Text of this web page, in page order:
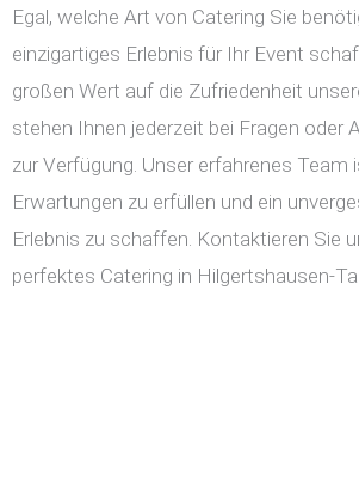
Egal, welche Art von Catering Sie
einzigartiges Erlebnis für Ihr Event
großen Wert auf die Zufriedenheit
stehen Ihnen jederzeit bei Fragen oder
zur Verfügung. Unser erfahrenes Team
Erwartungen zu erfüllen und ein
Erlebnis zu schaffen. Kontaktieren Sie
perfektes Catering in Hilgertshausen-